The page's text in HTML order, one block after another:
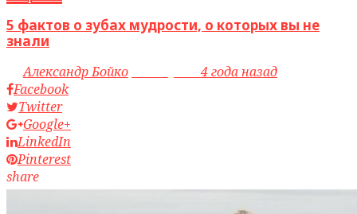
5 фактов о зубах мудрости, о которых вы не
знали
byАлександр Бойко
4 года назад
Facebook
Twitter
Google+
LinkedIn
Pinterest
share